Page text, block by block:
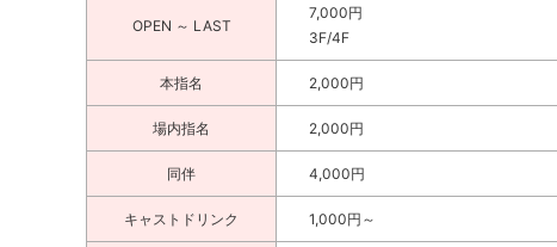
OPEN ～ LAST
7,000円
3F/4F
本指名 2,000円
場内指名 2,000円
同伴 4,000円
キャストドリンク 1,000円～